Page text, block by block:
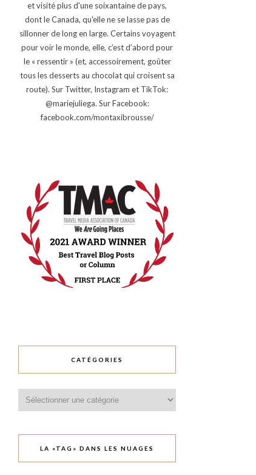
et visité plus d'une soixantaine de pays,
dont le Canada, qu'elle ne se lasse pas de
sillonner de long en large. Certains voyagent
pour voir le monde, elle, c’est d’abord pour
le « ressentir » (et, accessoirement, goûter
tous les desserts au chocolat qui croisent sa
route). Sur Twitter, Instagram et TikTok:
@mariejuliega. Sur Facebook:
facebook.com/montaxibrousse/
CATÉGORIES
LA «TAG» DANS LES NUAGES